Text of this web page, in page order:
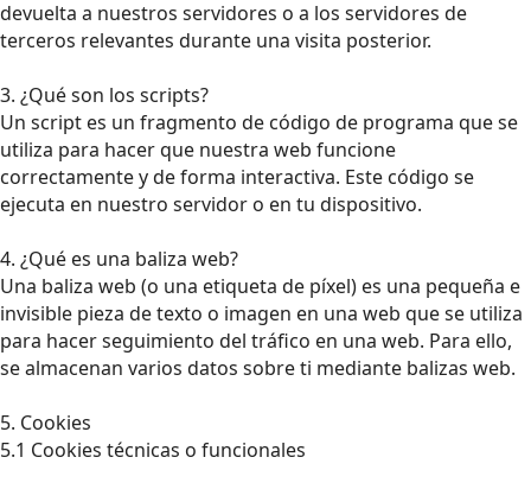
devuelta a nuestros servidores o a los servidores de
terceros relevantes durante una visita posterior.
3. ¿Qué son los scripts?
Un script es un fragmento de código de programa que se
utiliza para hacer que nuestra web funcione
correctamente y de forma interactiva. Este código se
ejecuta en nuestro servidor o en tu dispositivo.
4. ¿Qué es una baliza web?
Una baliza web (o una etiqueta de píxel) es una pequeña e
invisible pieza de texto o imagen en una web que se utiliza
para hacer seguimiento del tráfico en una web. Para ello,
se almacenan varios datos sobre ti mediante balizas web.
5. Cookies
5.1 Cookies técnicas o funcionales